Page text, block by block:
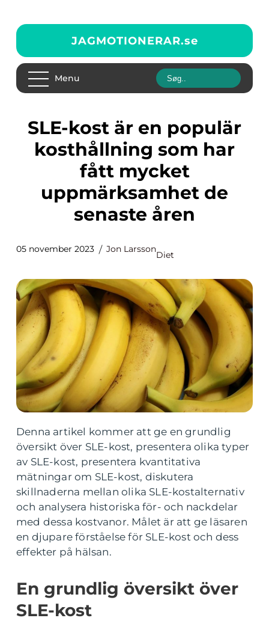
JAGMOTIONERAR.se
Menu
SLE-kost är en populär
kosthållning som har
fått mycket
uppmärksamhet de
senaste åren
05 november 2023 Jon Larsson
Diet
Denna artikel kommer att ge en grundlig
översikt över SLE-kost, presentera olika typer
av SLE-kost, presentera kvantitativa
mätningar om SLE-kost, diskutera
skillnaderna mellan olika SLE-kostalternativ
och analysera historiska för- och nackdelar
med dessa kostvanor. Målet är att ge läsaren
en djupare förståelse för SLE-kost och dess
effekter på hälsan.
En grundlig översikt över
SLE-kost